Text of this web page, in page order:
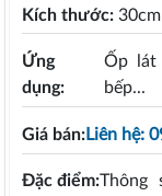
Kích thước:
Ứng
dụng:
Ốp lát
bếp...
Giá bán:Liên hệ:
Đặc điểm:Thông